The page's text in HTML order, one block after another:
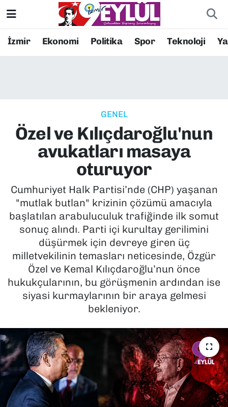
İzmir Ekonomi Politika Spor Teknoloji
GENEL
Özel ve Kılıçdaroğlu'nun
avukatları masaya
oturuyor
Cumhuriyet Halk Partisi’nde (CHP) yaşanan
"mutlak butlan" krizinin çözümü amacıyla
başlatılan arabuluculuk trafiğinde ilk somut
sonuç alındı. Parti içi kurultay gerilimini
düşürmek için devreye giren üç
milletvekilinin temasları neticesinde, Özgür
Özel ve Kemal Kılıçdaroğlu’nun önce
hukukçularının, bu görüşmenin ardından ise
siyasi kurmaylarının bir araya gelmesi
bekleniyor.
Resmi İlanlar
EKONOMİ
KÜLTÜR SANAT
MAGAZİN
POLİTİKA
SAĞLIK
SPOR
TEKNOLOJİ
YEREL YÖNETİMLER
Konak Nöbetçi Eczaneler
Süper Lig Puan Durumu ve Fikstür
Tüm Manşetler
Son Dakika Haberleri
Haber Arşivi